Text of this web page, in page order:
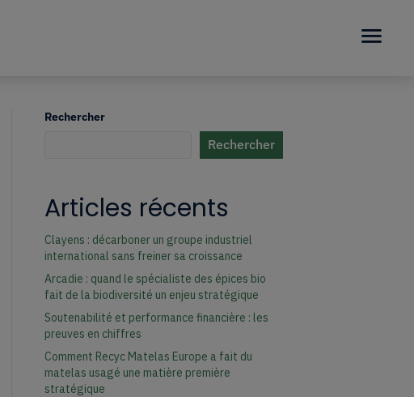
Rechercher
Rechercher
Articles récents
Clayens : décarboner un groupe industriel
international sans freiner sa croissance
Arcadie : quand le spécialiste des épices bio
fait de la biodiversité un enjeu stratégique
Soutenabilité et performance financière : les
preuves en chiffres
Comment Recyc Matelas Europe a fait du
matelas usagé une matière première
stratégique